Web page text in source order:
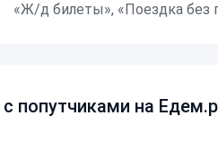
«Ж/д билеты», «Поездка без
попутчиками на